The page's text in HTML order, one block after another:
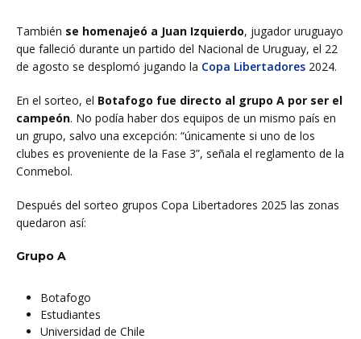
También se homenajeó a Juan Izquierdo, jugador uruguayo
que falleció durante un partido del Nacional de Uruguay, el 22
de agosto se desplomó jugando la Copa Libertadores 2024.
En el sorteo, el Botafogo fue directo al grupo A por ser el
campeón. No podía haber dos equipos de un mismo país en
un grupo, salvo una excepción: “únicamente si uno de los
clubes es proveniente de la Fase 3”, señala el reglamento de la
Conmebol.
Después del sorteo grupos Copa Libertadores 2025 las zonas
quedaron así:
Grupo A
Botafogo
Estudiantes
Universidad de Chile